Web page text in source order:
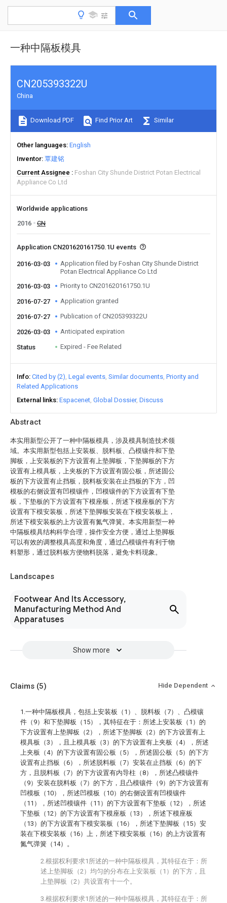
一种中隔板模具
Abstract
本实用新型公开了一种中隔板模具，涉及模具制造技术领
域。本实用新型包括上安装板、脱料板、凸模镶件和下垫
脚板，上安装板的下方设置有上垫脚板，下垫脚板的下方
设置有上模具板，上夹板的下方设置有固公板，所述固公
板的下方设置有止挡板，脱料板安装在止挡板的下方，凹
模板的右侧设置有凹模镶件，凹模镶件的下方设置有下垫
板，下垫板的下方设置有下模座板，所述下模座板的下方
设置有下模安装板，所述下垫脚板安装在下模安装板上，
所述下模安装板的上方设置有氮气弹簧。本实用新型一种
中隔板模具结构科学合理，操作安全方便，通过上垫脚板
可以有效的调整模具高度和角度，通过凸模镶件有利于物
料塑形，通过脱料板方便物料脱落，避免卡料现象。
Landscapes
Footwear And Its Accessory,
Manufacturing Method And
Apparatuses
Show more
CN205393322U
China
Download PDF Find Prior Art Similar
Other languages English
Inventor 覃建铭
Current Assignee
Foshan City Shunde District Potan Electrical
Appliance Co Ltd
Worldwide applications
2016
CN
Application CN201620161750.1U events
2016-03-03
Application filed by Foshan City Shunde District
Potan Electrical Appliance Co Ltd
2016-03-03
Priority to CN201620161750.1U
2016-07-27 Application granted
2016-07-27 Publication of CN205393322U
2026-03-03 Anticipated expiration
Status Expired - Fee Related
Info Cited by (2) Legal events Similar documents Priority and
Related Applications
External links Espacenet Global Dossier Discuss
Claims (5) Hide Dependent
1.一种中隔板模具，包括上安装板（1）、脱料板（7）、凸模镶
件（9）和下垫脚板（15），其特征在于：所述上安装板（1）的
下方设置有上垫脚板（2），所述下垫脚板（2）的下方设置有上
模具板（3），且上模具板（3）的下方设置有上夹板（4），所述
上夹板（4）的下方设置有固公板（5），所述固公板（5）的下方
设置有止挡板（6），所述脱料板（7）安装在止挡板（6）的下
方，且脱料板（7）的下方设置有内导柱（8），所述凸模镶件
（9）安装在脱料板（7）的下方，且凸模镶件（9）的下方设置有
凹模板（10），所述凹模板（10）的右侧设置有凹模镶件
（11），所述凹模镶件（11）的下方设置有下垫板（12），所述
下垫板（12）的下方设置有下模座板（13），所述下模座板
（13）的下方设置有下模安装板（16），所述下垫脚板（15）安
装在下模安装板（16）上，所述下模安装板（16）的上方设置有
氮气弹簧（14）。
2.根据权利要求1所述的一种中隔板模具，其特征在于：所
述上垫脚板（2）均匀的分布在上安装板（1）的下方，且
上垫脚板（2）共设置有十一个。
3.根据权利要求1所述的一种中隔板模具，其特征在于：所